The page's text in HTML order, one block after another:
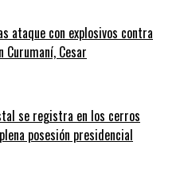
ataque con explosivos contra
Curumaní, Cesar
se registra en los cerros
posesión presidencial